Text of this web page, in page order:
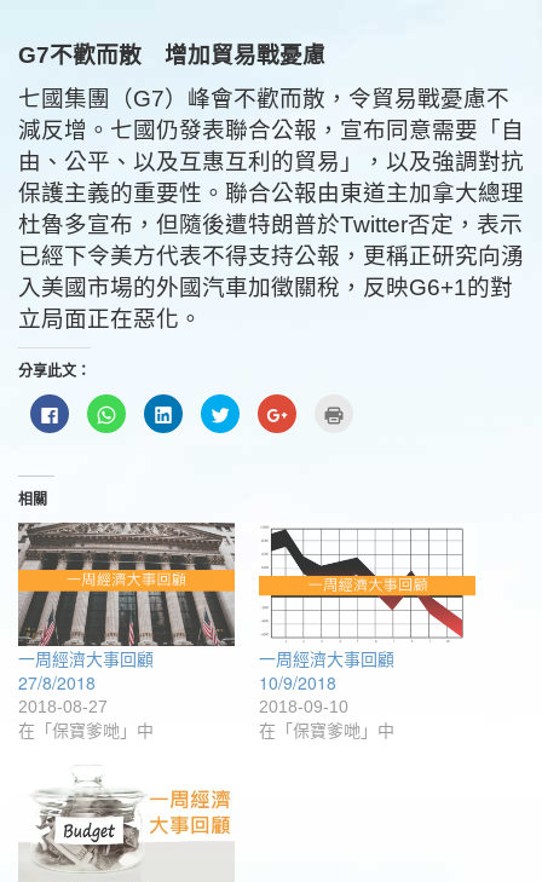
G7不歡而散 增加貿易戰憂慮
七國集團（G7）峰會不歡而散，令貿易戰憂慮不
減反增。七國仍發表聯合公報，宣布同意需要「自
由、公平、以及互惠互利的貿易」，以及強調對抗
保護主義的重要性。聯合公報由東道主加拿大總理
杜魯多宣布，但隨後遭特朗普於Twitter否定，表示
已經下令美方代表不得支持公報，更稱正研究向湧
入美國市場的外國汽車加徵關稅，反映G6+1的對
立局面正在惡化。
分享此文：
按
一
新
視
窗
中
開
啟)
分
享
開
啟)
分
享
開
啟)
分
享
開
啟)
按
一
(在
新
視
窗
開
啟)
窗
中
開
啟)
相關
一周經濟大事回顧
27/8/2018
2018-08-27
在「保寶爹哋」中
一周經濟大事回顧
10/9/2018
2018-09-10
在「保寶爹哋」中